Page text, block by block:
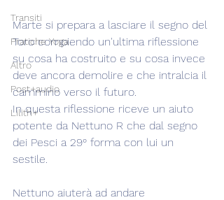
Transiti
Pratiche Yoga
Altro
Post+audio
Lilith+
Marte si prepara a lasciare il segno del
Toro compiendo un'ultima riflessione
su cosa ha costruito e su cosa invece
deve ancora demolire e che intralcia il
cammino verso il futuro.
In questa riflessione riceve un aiuto
potente da Nettuno R che dal segno
dei Pesci a 29° forma con lui un
sestile.
Nettuno aiuterà ad andare